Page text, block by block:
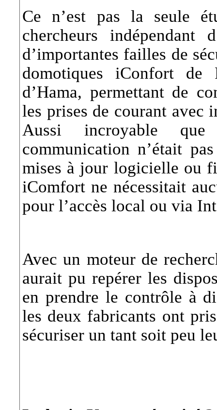
Ce n’est pas la seule
chercheurs indépendant
d’importantes failles de
domotiques iConfort
d’Hama, permettant de
les prises de courant avec
Aussi incroyable
communication n’était
mises à jour logicielle ou
iComfort ne nécessitait
pour l’accès local ou via
Avec un moteur de
aurait pu repérer les
en prendre le contrôle à
les deux fabricants ont
sécuriser un tant soit peu